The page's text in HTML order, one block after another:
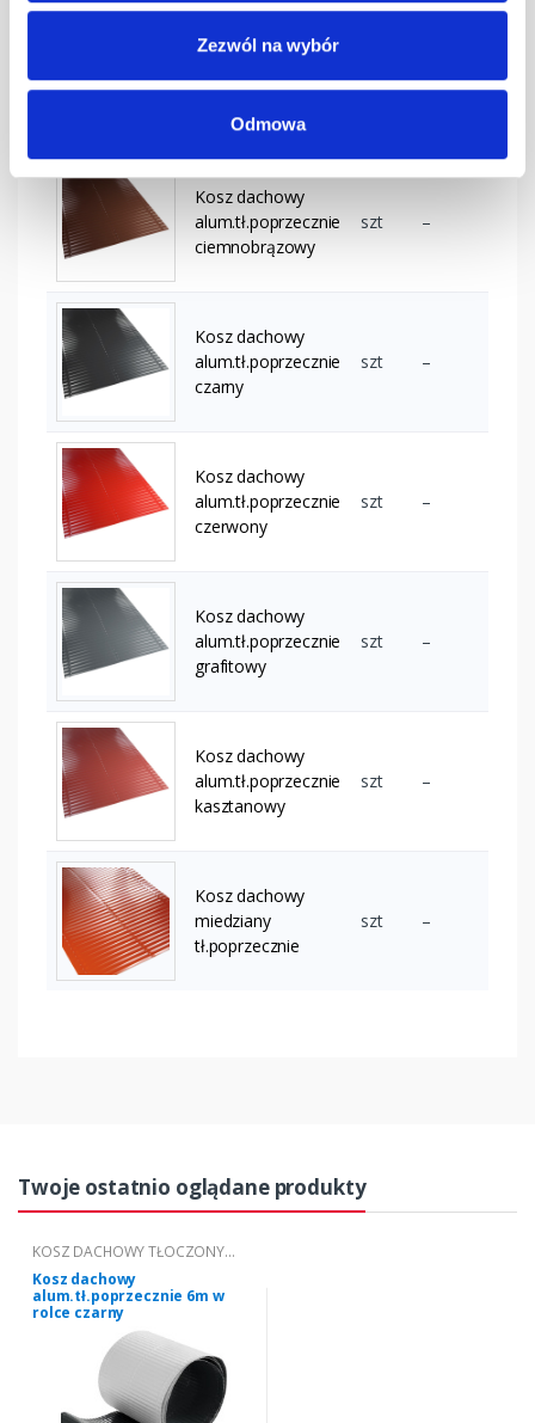
Zezwól na wybór
Odmowa
Kosz dachowy
alum.tł.poprzecznie
szt –
Kosz dachowy
alum.tł.poprzecznie
ciemnobrązowy
szt –
Kosz dachowy
alum.tł.poprzecznie
czarny
szt –
Kosz dachowy
alum.tł.poprzecznie
czerwony
szt –
Kosz dachowy
alum.tł.poprzecznie
grafitowy
szt –
Kosz dachowy
alum.tł.poprzecznie
kasztanowy
szt –
Kosz dachowy
miedziany
tł.poprzecznie
szt –
Twoje ostatnio oglądane produkty
KOSZ DACHOWY TŁOCZONY
POPRZECZNIE
Kosz dachowy
alum.tł.poprzecznie 6m w
rolce czarny